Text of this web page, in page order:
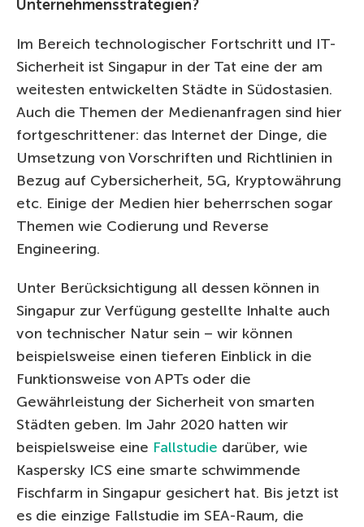
Unternehmensstrategien?
Im Bereich technologischer Fortschritt und IT-
Sicherheit ist Singapur in der Tat eine der am
weitesten entwickelten Städte in Südostasien.
Auch die Themen der Medienanfragen sind hier
fortgeschrittener: das Internet der Dinge, die
Umsetzung von Vorschriften und Richtlinien in
Bezug auf Cybersicherheit, 5G, Kryptowährung
etc. Einige der Medien hier beherrschen sogar
Themen wie Codierung und Reverse
Engineering.
Unter Berücksichtigung all dessen können in
Singapur zur Verfügung gestellte Inhalte auch
von technischer Natur sein – wir können
beispielsweise einen tieferen Einblick in die
Funktionsweise von APTs oder die
Gewährleistung der Sicherheit von smarten
Städten geben. Im Jahr 2020 hatten wir
beispielsweise eine Fallstudie darüber, wie
Kaspersky ICS eine smarte schwimmende
Fischfarm in Singapur gesichert hat. Bis jetzt ist
es die einzige Fallstudie im SEA-Raum, die